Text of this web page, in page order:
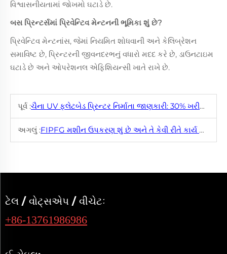
વિશ્વાસનીયતામાં જોખમો ઘટાડે છે.
બસ પ્રિન્ટર્સમાં પ્રિવેન્ટિવ મેન્ટનની ભૂમિકા શું છે?
પ્રિવેન્ટિવ મેન્ટનાંસ, જેમાં નિયમિત શોધવાની અને કેલિબ્રેશન
સમાવિષ્ટ છે, પ્રિન્ટરની જીવનદરભનું વધારો મદદ કરે છે, ડાઉનટાઇમ
ઘટાડે છે અને ઓપરેશનલ એફિશિયન્સી ખાતે રાખે છે.
પૂર્વ :ચૈના UV ફ્લેટબેડ પ્રિન્ટર નિર્માતા જાણકારી: 30% ખરીદારી ખર્ચ ઘટાવવાની રહેસ્તી
અગલું :FIPFG મશીન ઉપકરણ શું છે અને તે કેવી રીતે કાર્ય કરે છે?
ટેલ / વોટ્સએપ / વીચેટઃ
+86-13761986986